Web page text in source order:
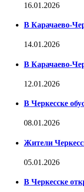
16.01.2026
В Карачаево-
14.01.2026
В Карачаево-
12.01.2026
В Черкесске
08.01.2026
Жители
05.01.2026
В Черкесске